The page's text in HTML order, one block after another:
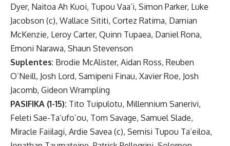
Dyer, Naitoa Ah Kuoi, Tupou Vaa’i, Simon Parker, Luke
Jacobson (c), Wallace Sititi, Cortez Ratima, Damian
McKenzie, Leroy Carter, Quinn Tupaea, Daniel Rona,
Emoni Narawa, Shaun Stevenson
Suplentes: Brodie McAlister, Aidan Ross, Reuben
O’Neill, Josh Lord, Samipeni Finau, Xavier Roe, Josh
Jacomb, Gideon Wrampling
PASIFIKA (1-15): Tito Tuipulotu, Millennium Sanerivi,
Feleti Sae-Ta’ufo’ou, Tom Savage, Samuel Slade,
Miracle Faiilagi, Ardie Savea (c), Semisi Tupou Ta’eiloa,